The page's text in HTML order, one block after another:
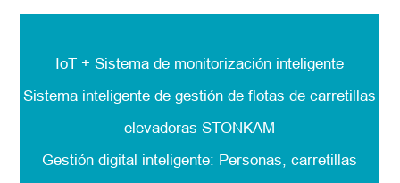
IoT + Sistema de monitorización inteligente
Sistema inteligente de gestión de flotas de carretillas
elevadoras STONKAM
Gestión digital inteligente: Personas, carretillas